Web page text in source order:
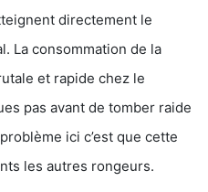
directement le
La consommation de la
et rapide chez le
pas avant de tomber raide
ici c’est que cette
les autres rongeurs.